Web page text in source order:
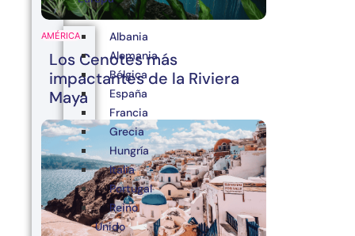
AMÉRICA
Los Cenotes más
impactantes de la Riviera
Maya
Albania
Alemania
Bélgica
España
Francia
Grecia
Hungría
Italia
Portugal
Reino
Unido